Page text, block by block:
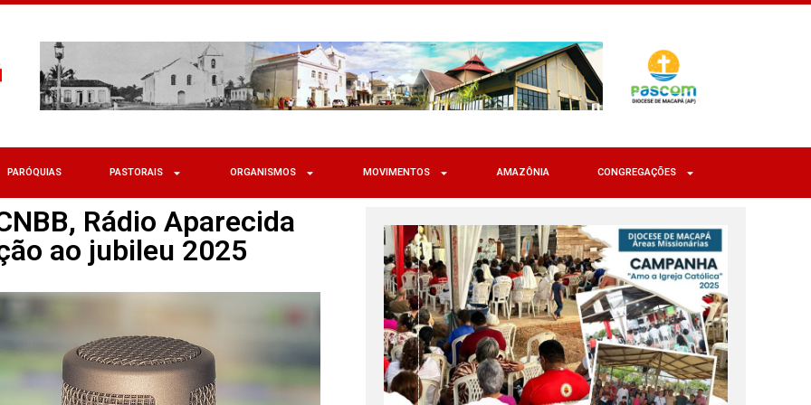
PARÓQUIAS PASTORAIS ORGANISMOS MOVIMENTOS AMAZÔNIA CONGREGAÇÕES
Rádio Aparecida
ao jubileu 2025